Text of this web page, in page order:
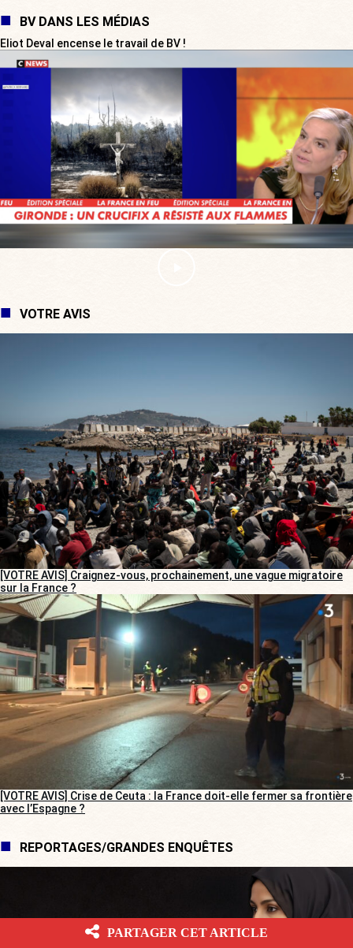
BV DANS LES MÉDIAS
Eliot Deval encense le travail de BV !
VOTRE AVIS
[VOTRE AVIS] Craignez-vous, prochainement, une vague migratoire
sur la France ?
[VOTRE AVIS] Crise de Ceuta : la France doit-elle fermer sa frontière
avec l’Espagne ?
REPORTAGES/GRANDES ENQUÊTES
PARTAGER CET ARTICLE